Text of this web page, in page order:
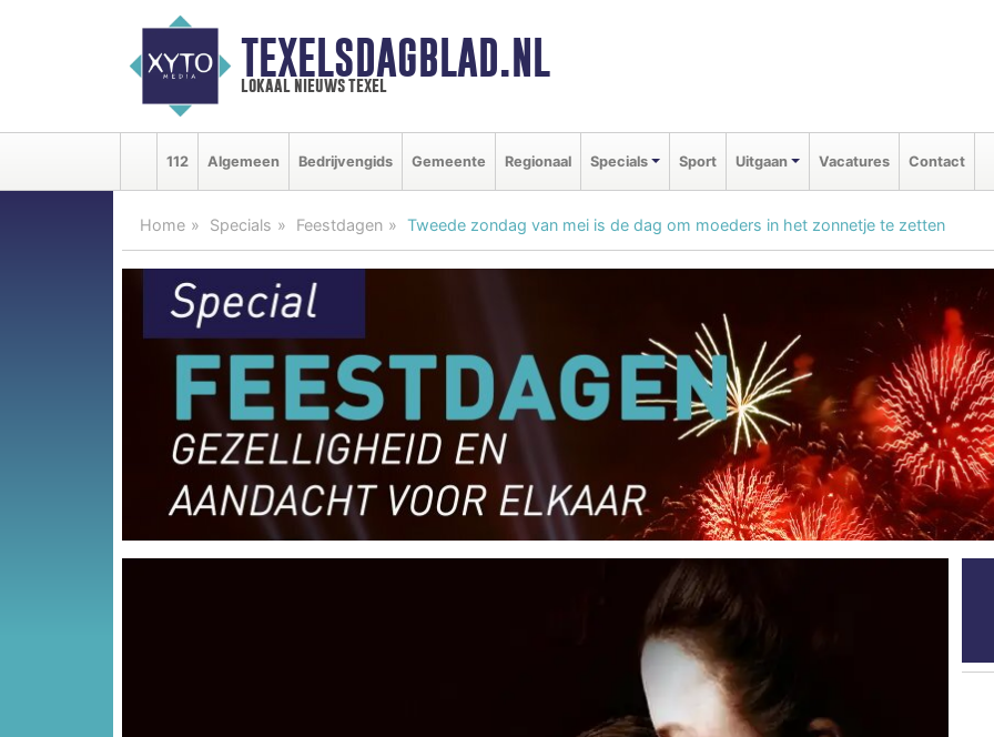
TEXELSDAGBLAD.NL
lokaal nieuws texel
112 Algemeen Bedrijvengids Gemeente Regionaal Specials Sport Uitgaan Vacatures Contact
Home Specials Feestdagen Tweede zondag van mei is de dag om moeders in het zonnetje te zetten